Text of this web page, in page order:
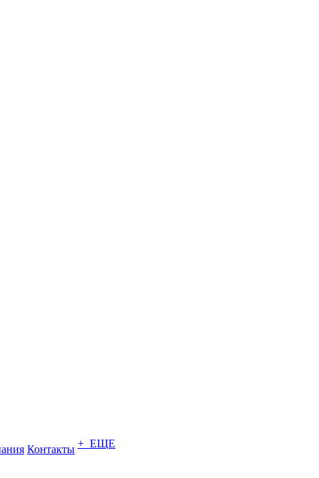
Контакты + ЕЩЕ